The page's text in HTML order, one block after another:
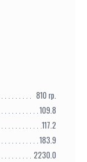
810 гр.
109.8
117.2
183.9
2230.0